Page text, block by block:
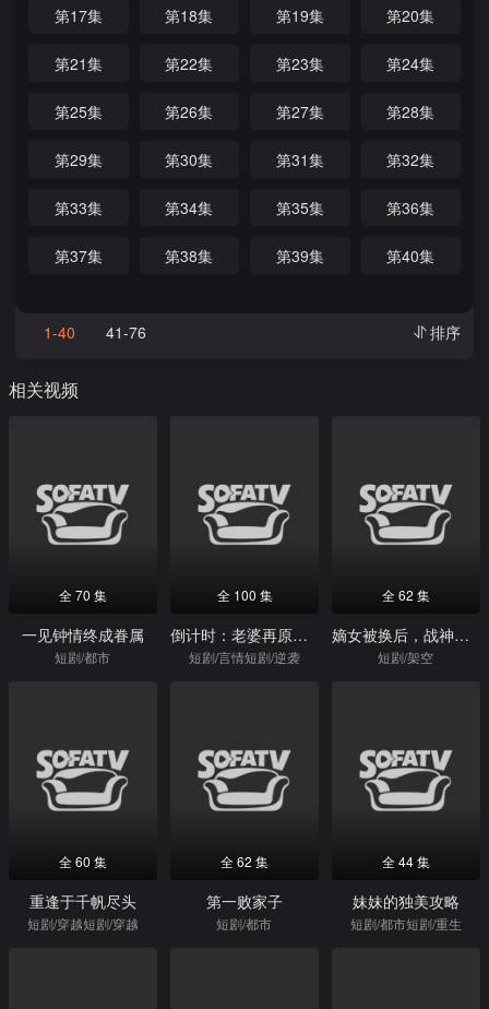
第17集 第18集 第19集 第20集
第21集 第22集 第23集 第24集
第25集 第26集 第27集 第28集
第29集 第30集 第31集 第32集
第33集 第34集 第35集 第36集
第37集 第38集 第39集 第40集
1-40 41-76 排序
相关视频
全 70 集
一见钟情终成眷属
短剧/都市
全 100 集
倒计时：老婆再原谅我一次
短剧/言情短剧/逆袭
全 62 集
嫡女被换后，战神娘亲称帝了
短剧/架空
全 60 集
重逢于千帆尽头
短剧/穿越短剧/穿越
全 62 集
第一败家子
短剧/都市
全 44 集
妹妹的独美攻略
短剧/都市短剧/重生